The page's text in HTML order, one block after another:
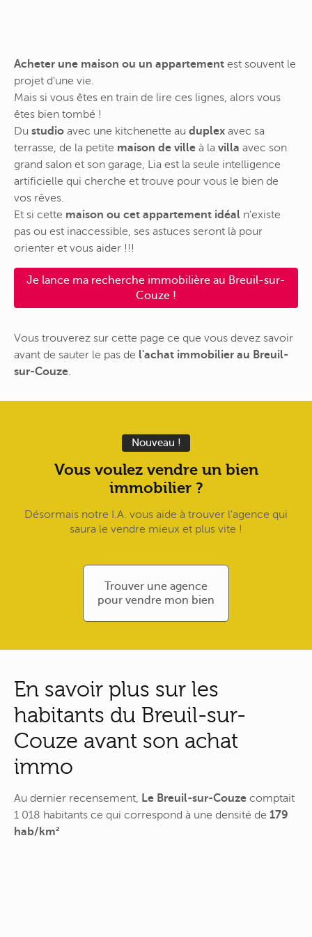
Acheter une maison ou un appartement est souvent le
projet d'une vie.
Mais si vous êtes en train de lire ces lignes, alors vous
êtes bien tombé !
Du studio avec une kitchenette au duplex avec sa
terrasse, de la petite maison de ville à la villa avec son
grand salon et son garage, Lia est la seule intelligence
artificielle qui cherche et trouve pour vous le bien de
vos rêves.
Et si cette maison ou cet appartement idéal n'existe
pas ou est inaccessible, ses astuces seront là pour
orienter et vous aider !!!
Je lance ma recherche immobilière au Breuil-sur-
Couze !
Vous trouverez sur cette page ce que vous devez savoir
avant de sauter le pas de l'achat immobilier au Breuil-
sur-Couze.
Nouveau !
Vous voulez vendre un bien
immobilier ?
Désormais notre I.A. vous aide à trouver l'agence qui
saura le vendre mieux et plus vite !
Trouver une agence
pour vendre mon bien
En savoir plus sur les
habitants du Breuil-sur-
Couze avant son achat
immo
Au dernier recensement, Le Breuil-sur-Couze comptait
1 018 habitants ce qui correspond à une densité de 179
hab/km²